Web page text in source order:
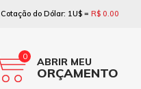
Cotação do Dólar: 1U$ = R$ 0.00
0 ABRIR MEU
ORÇAMENTO